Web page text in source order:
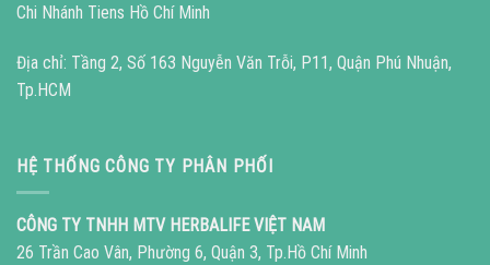
Chi Nhánh Tiens Hồ Chí Minh
Địa chỉ: Tầng 2, Số 163 Nguyễn Văn Trỗi, P11, Quận Phú Nhuận,
Tp.HCM
HỆ THỐNG CÔNG TY PHÂN PHỐI
CÔNG TY TNHH MTV HERBALIFE VIỆT NAM
26 Trần Cao Vân, Phường 6, Quận 3, Tp.Hồ Chí Minh